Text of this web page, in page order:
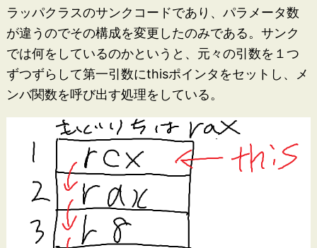
ラッパクラスのサンクコードであり、パラメータ数
が違うのでその構成を変更したのみである。サンク
では何をしているのかというと、元々の引数を１つ
ずつずらして第一引数にthisポインタをセットし、メ
ンバ関数を呼び出す処理をしている。